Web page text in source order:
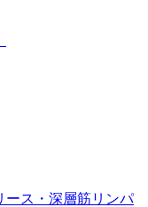
ース・深層筋リンパ